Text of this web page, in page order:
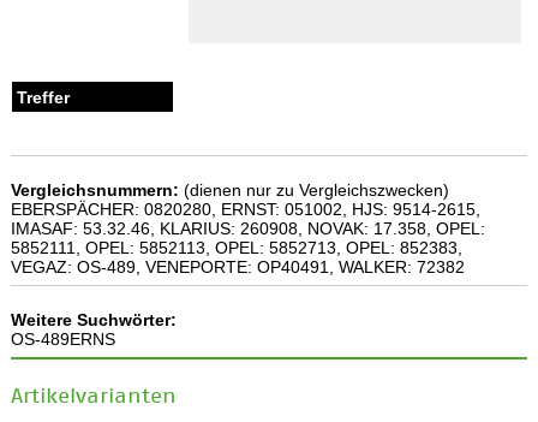
Vergleichsnummern: (dienen nur zu Vergleichszwecken)
EBERSPÄCHER: 0820280, ERNST: 051002, HJS: 9514-2615,
IMASAF: 53.32.46, KLARIUS: 260908, NOVAK: 17.358, OPEL:
5852111, OPEL: 5852113, OPEL: 5852713, OPEL: 852383,
VEGAZ: OS-489, VENEPORTE: OP40491, WALKER: 72382
Weitere Suchwörter:
OS-489ERNS
Artikelvarianten